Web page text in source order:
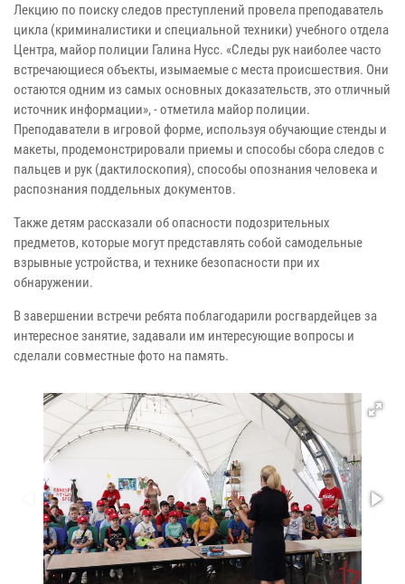
Лекцию по поиску следов преступлений провела преподаватель
цикла (криминалистики и специальной техники) учебного отдела
Центра, майор полиции Галина Нусс. «Следы рук наиболее часто
встречающиеся объекты, изымаемые с места происшествия. Они
остаются одним из самых основных доказательств, это отличный
источник информации», - отметила майор полиции.
Преподаватели в игровой форме, используя обучающие стенды и
макеты, продемонстрировали приемы и способы сбора следов с
пальцев и рук (дактилоскопия), способы опознания человека и
распознания поддельных документов.
Также детям рассказали об опасности подозрительных
предметов, которые могут представлять собой самодельные
взрывные устройства, и технике безопасности при их
обнаружении.
В завершении встречи ребята поблагодарили росгвардейцев за
интересное занятие, задавали им интересующие вопросы и
сделали совместные фото на память.